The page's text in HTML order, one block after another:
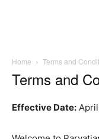
Home Terms and
Terms and
Effective Date: